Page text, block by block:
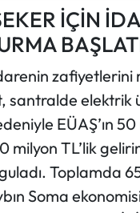
İÇİN
zafiyetlerini
santralde elektrik
EÜAŞ’ın
milyon TL’lik
Toplamda
Soma